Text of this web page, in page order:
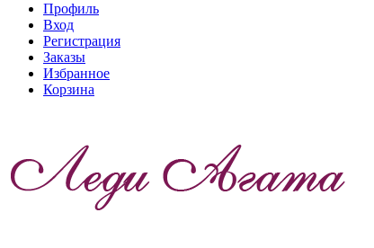
Профиль
Вход
Регистрация
Заказы
Избранное
Корзина